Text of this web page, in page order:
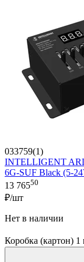
033759(1)
INTELLIGENT
6G-SUF Black (5-
13 76550
₽/шт
Нет в наличии
Коробка (картон)